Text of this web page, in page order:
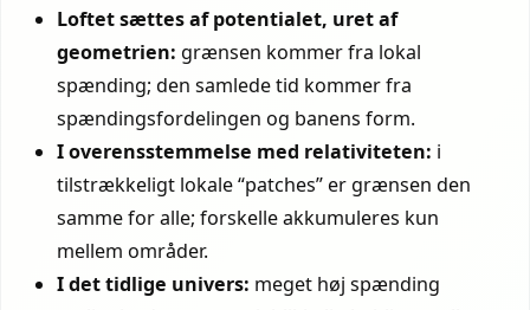
Loftet sættes af potentialet, uret af
geometrien: grænsen kommer fra lokal
spænding; den samlede tid kommer fra
spændingsfordelingen og banens form.
I overensstemmelse med relativiteten: i
tilstrækkeligt lokale “patches” er grænsen den
samme for alle; forskelle akkumuleres kun
mellem områder.
I det tidlige univers: meget høj spænding